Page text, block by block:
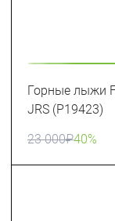
Горные лыжи
JRS (P19423)
23 000₽40%